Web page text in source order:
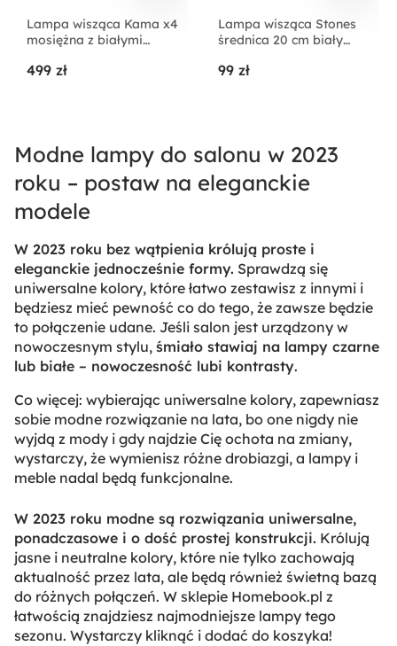
Lampa wisząca Kama x4
mosiężna z białymi
499 zł
Lampa wisząca Stones
średnica 20 cm biały
99 zł
Modne lampy do salonu w 2023
roku – postaw na eleganckie
modele
W 2023 roku bez wątpienia królują proste i
eleganckie jednocześnie formy. Sprawdzą się
uniwersalne kolory, które łatwo zestawisz z innymi i
będziesz mieć pewność co do tego, że zawsze będzie
to połączenie udane. Jeśli salon jest urządzony w
nowoczesnym stylu, śmiało stawiaj na lampy czarne
lub białe – nowoczesność lubi kontrasty.
Co więcej: wybierając uniwersalne kolory, zapewniasz
sobie modne rozwiązanie na lata, bo one nigdy nie
wyjdą z mody i gdy najdzie Cię ochota na zmiany,
wystarczy, że wymienisz różne drobiazgi, a lampy i
meble nadal będą funkcjonalne.
W 2023 roku modne są rozwiązania uniwersalne,
ponadczasowe i o dość prostej konstrukcji. Królują
jasne i neutralne kolory, które nie tylko zachowają
aktualność przez lata, ale będą również świetną bazą
do różnych połączeń. W sklepie Homebook.pl z
łatwością znajdziesz najmodniejsze lampy tego
sezonu. Wystarczy kliknąć i dodać do koszyka!